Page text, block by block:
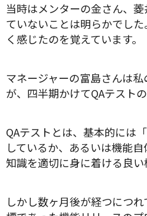
当時はメンターの金さん、
ていないことは明らかでし
く感じたのを覚えています。
マネージャーの富島さんは
が、四半期かけてQAテスト
QAテストとは、基本的には
しているか、あるいは機能
知識を適切に身に着ける良
しかし数ヶ月後が経つにつ